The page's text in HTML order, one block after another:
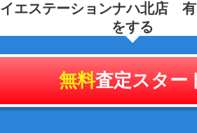
イエステーションナハ北店
をする
無料査定スター